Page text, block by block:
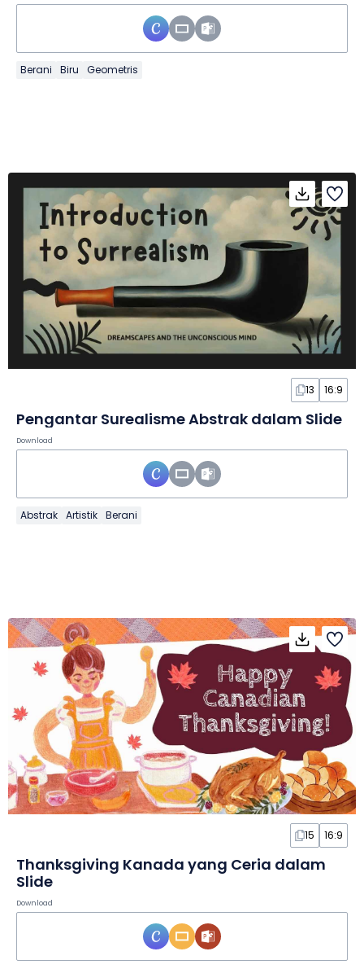
Berani Biru Geometris
13 16:9
Pengantar Surealisme Abstrak dalam Slide
Download
Abstrak Artistik Berani
15 16:9
Thanksgiving Kanada yang Ceria dalam
Slide
Download